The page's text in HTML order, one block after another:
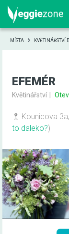
MÍSTA KVĚTINÁŘSTVÍ
EFEMÉR
Květinářství
Kounicova
to daleko?)